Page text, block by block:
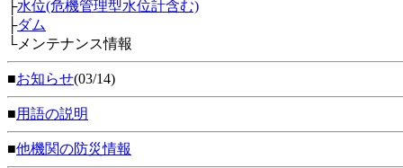
├水位(危機管理型水位計含む)
├ダム
└メンテナンス情報
■お知らせ(03/14)
■用語の説明
■他機関の防災情報